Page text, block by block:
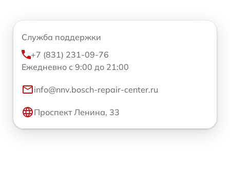
Служба поддержки
+7 (831) 231-09-76
Ежедневно с 9:00 до 21:00
info@nnv.bosch-repair-center.ru
Проспект Ленина, 33